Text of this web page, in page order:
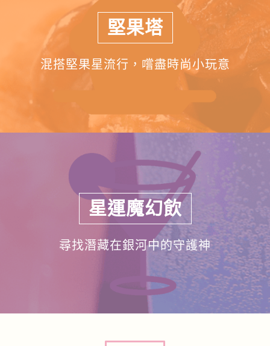
堅果塔
混搭堅果星流行，嚐盡時尚小玩意
星運魔幻飲
尋找潛藏在銀河中的守護神